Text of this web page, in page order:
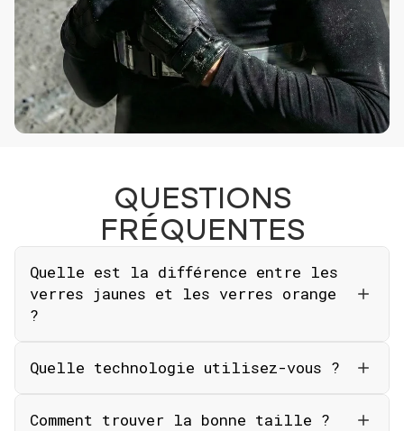
QUESTIONS
FRÉQUENTES
Quelle est la différence entre les
verres jaunes et les verres orange
?
Quelle technologie utilisez-vous ?
Comment trouver la bonne taille ?